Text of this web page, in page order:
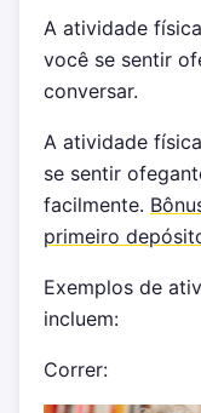
A atividade
você se sentir
conversar.
A atividade
se sentir
facilmente.
primeiro
Exemplos de
incluem:
Correr: